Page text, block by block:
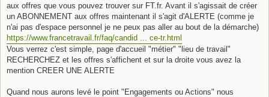
aux offres que vous pouvez trouver sur FT.fr. Avant il s'agissait de créer
un ABONNEMENT aux offres maintenant il s'agit d'ALERTE (comme je
n'ai pas d'espace personnel je ne peux pas aller au bout de la démarche)
https://www.francetravail.fr/faq/candid ... ce-tr.html
Vous verrez c'est simple, page d'accueil "métier" "lieu de travail"
RECHERCHEZ et les offres s'affichent et sur la droite vous avez la
mention CREER UNE ALERTE
Quand nous aurons levé le point "Engagements ou Actions" nous